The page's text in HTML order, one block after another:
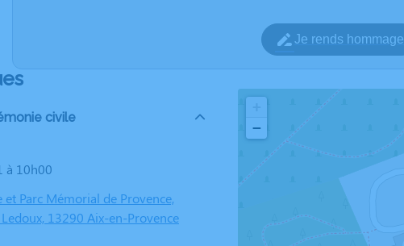
Je rends hommage
civile
à 10h00
et Parc Mémorial de Provence,
Ledoux, 13290 Aix-en-Provence
−